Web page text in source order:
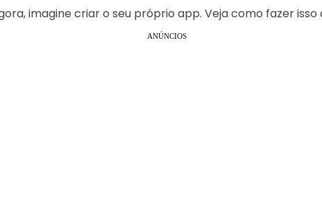
imagine criar o seu próprio app. Veja como fazer isso
ANÚNCIOS